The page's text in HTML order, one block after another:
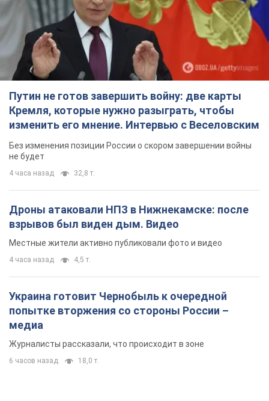
Путин не готов завершить войну: две карты
Кремля, которые нужно разыграть, чтобы
изменить его мнение. Интервью с Веселовским
Без изменения позиции России о скором завершении войны
не будет
4 часа назад 32,8 т.
Дроны атаковали НПЗ в Нижнекамске: после
взрывов был виден дым. Видео
Местные жители активно публиковали фото и видео
4 часа назад 4,5 т.
Украина готовит Чернобыль к очередной
попытке вторжения со стороны России –
медиа
Журналисты рассказали, что происходит в зоне
6 часов назад 18,0 т.